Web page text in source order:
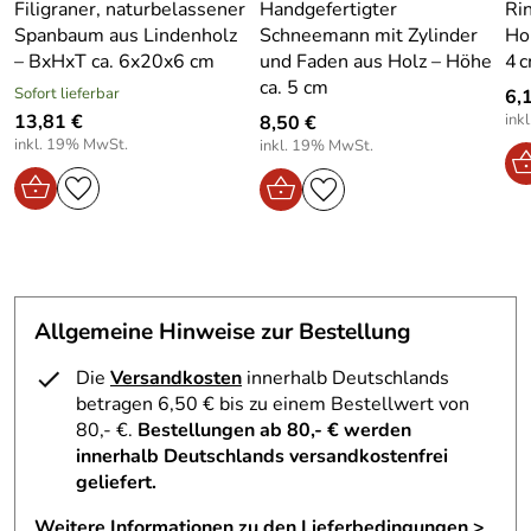
Dekorationen und erzählen die Geschichte meisterlicher
Holzkunst aus dem Herzen Sachsens. Mit einer Höhe von
ca. 12 cm sind sie vielseitig platzierbar und ein echter
Blickfang in jeder Umgebung.
Dank ihres stabilen Sockels lassen sich die Bäume sicher
aufstellen und harmonieren perfekt mit Kerzen,
Lichterketten oder anderen traditionellen
Weihnachtsfiguren. Die feinen Holzlocken reflektieren das
Kombination mit anderen Naturmaterialien oder als
besonderes Highlight Ihrer Tischdekoration – diese
Miniaturbäume aus der KategorieHolzbäume Spanbäume
bringen den Zauber des Erzgebirges direkt in Ihre
Weihnachtszeit.
Lieferumfang – Gestochene Spanbäume Natur 3er-Set –
Höhe ca. 12 cm
3 handgefertigte Spanbäume
Filigraner, naturbelassener
Spanbaum aus Lindenholz
– BxHxT ca. 6x20x6 cm
Sofort lieferbar
13,81 €
inkl. 19% MwSt.
Handgefertigter
Schneemann mit Zylinder
und Faden aus Holz – Höhe
ca. 5 cm
8,50 €
inkl. 19% MwSt.
4
Allgemeine Hinweise zur Bestellung
Die Versandkosten innerhalb Deutschlands
betragen 6,50 € bis zu einem Bestellwert von
80,- €. Bestellungen ab 80,- € werden
innerhalb Deutschlands versandkostenfrei
geliefert.